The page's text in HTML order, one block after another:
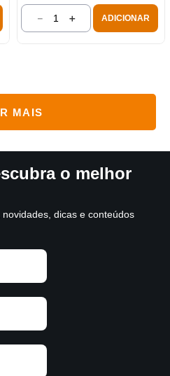
＋
－ ADICIONAR
o melhor
dicas e conteúdos